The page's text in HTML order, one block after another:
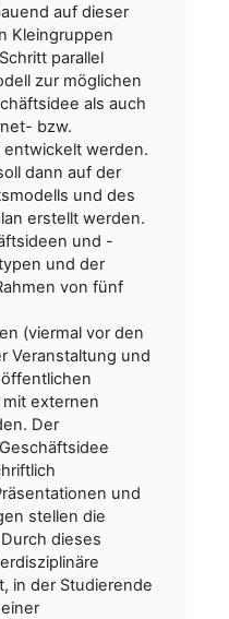
auf dieser
Kleingruppen
parallel
zur möglichen
als auch
bzw.
werden.
dann auf der
und des
erstellt werden.
und -
und der
von fünf
(viermal vor den
Veranstaltung und
externen
Der
und
stellen die
dieses
in der Studierende